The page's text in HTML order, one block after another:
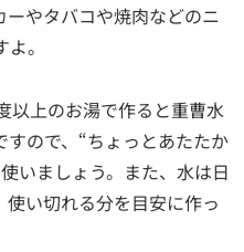
やタバコや焼肉などのニ
。
以上のお湯で作ると重曹水
ので、“ちょっとあたたか
いましょう。また、水は日
い切れる分を目安に作っ